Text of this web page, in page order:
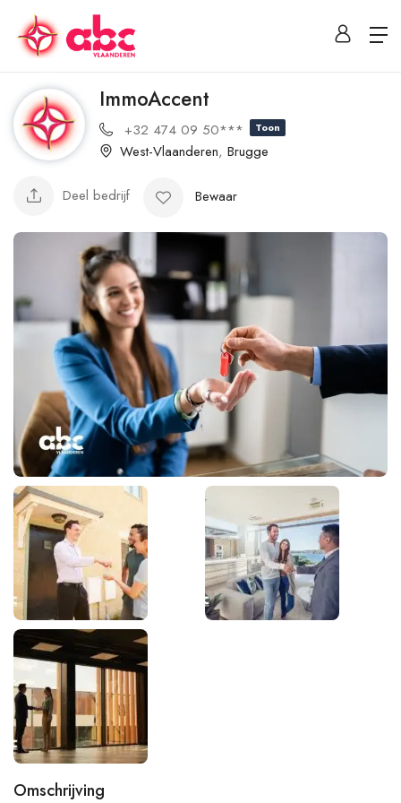
ImmoAccent
+32 474 09 50*** Toon
West-Vlaanderen, Brugge
Deel bedrijf Bewaar
Omschrijving